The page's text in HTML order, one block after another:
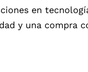
en
y una compra